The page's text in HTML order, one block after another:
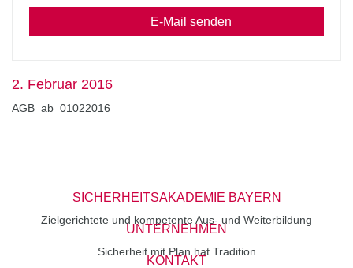
E-Mail senden
2. Februar 2016
AGB_ab_01022016
SICHERHEITSAKADEMIE BAYERN
Zielgerichtete und kompetente Aus- und Weiterbildung
UNTERNEHMEN
Sicherheit mit Plan hat Tradition
KONTAKT